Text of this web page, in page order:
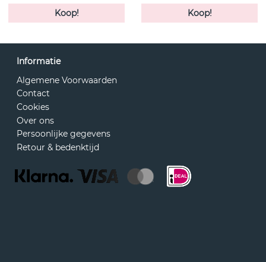
Koop!
Koop!
Informatie
Algemene Voorwaarden
Contact
Cookies
Over ons
Persoonlijke gegevens
Retour & bedenktijd